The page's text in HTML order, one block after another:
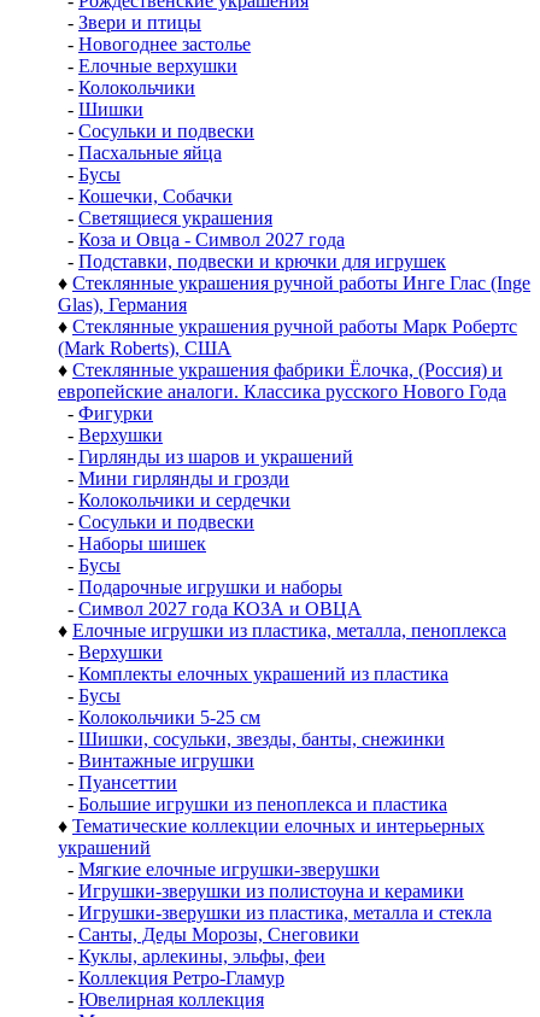
- Звери и птицы
- Новогоднее застолье
- Елочные верхушки
- Колокольчики
- Шишки
- Сосульки и подвески
- Пасхальные яйца
- Бусы
- Кошечки, Собачки
- Светящиеся украшения
- Коза и Овца - Символ 2027 года
- Подставки, подвески и крючки для игрушек
♦ Стеклянные украшения ручной работы Инге Глас (Inge
Glas), Германия
♦ Стеклянные украшения ручной работы Марк Робертс
(Mark Roberts), США
♦ Стеклянные украшения фабрики Ёлочка, (Россия) и
европейские аналоги. Классика русского Нового Года
- Фигурки
- Верхушки
- Гирлянды из шаров и украшений
- Мини гирлянды и грозди
- Колокольчики и сердечки
- Сосульки и подвески
- Наборы шишек
- Бусы
- Подарочные игрушки и наборы
- Символ 2027 года КОЗА и ОВЦА
♦ Елочные игрушки из пластика, металла, пеноплекса
- Верхушки
- Комплекты елочных украшений из пластика
- Бусы
- Колокольчики 5-25 см
- Шишки, сосульки, звезды, банты, снежинки
- Винтажные игрушки
- Пуансеттии
- Большие игрушки из пеноплекса и пластика
♦ Тематические коллекции елочных и интерьерных
украшений
- Мягкие елочные игрушки-зверушки
- Игрушки-зверушки из полистоуна и керамики
- Игрушки-зверушки из пластика, металла и стекла
- Санты, Деды Морозы, Снеговики
- Куклы, арлекины, эльфы, феи
- Коллекция Ретро-Гламур
- Ювелирная коллекция